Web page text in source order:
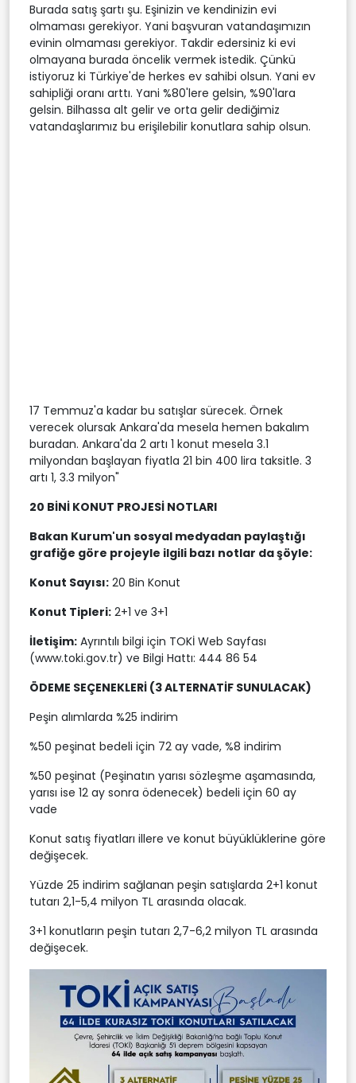
Burada satış şartı şu. Eşinizin ve kendinizin evi
olmaması gerekiyor. Yani başvuran vatandaşımızın
evinin olmaması gerekiyor. Takdir edersiniz ki evi
olmayana burada öncelik vermek istedik. Çünkü
istiyoruz ki Türkiye'de herkes ev sahibi olsun. Yani ev
sahipliği oranı arttı. Yani %80'lere gelsin, %90'lara
gelsin. Bilhassa alt gelir ve orta gelir dediğimiz
vatandaşlarımız bu erişilebilir konutlara sahip olsun.
17 Temmuz'a kadar bu satışlar sürecek. Örnek
verecek olursak Ankara'da mesela hemen bakalım
buradan. Ankara'da 2 artı 1 konut mesela 3.1
milyondan başlayan fiyatla 21 bin 400 lira taksitle. 3
artı 1, 3.3 milyon"
20 BİNİ KONUT PROJESİ NOTLARI
Bakan Kurum'un sosyal medyadan paylaştığı
grafiğe göre projeyle ilgili bazı notlar da şöyle:
Konut Sayısı: 20 Bin Konut
Konut Tipleri: 2+1 ve 3+1
İletişim: Ayrıntılı bilgi için TOKİ Web Sayfası
(www.toki.gov.tr) ve Bilgi Hattı: 444 86 54
ÖDEME SEÇENEKLERİ (3 ALTERNATİF SUNULACAK)
Peşin alımlarda %25 indirim
%50 peşinat bedeli için 72 ay vade, %8 indirim
%50 peşinat (Peşinatın yarısı sözleşme aşamasında,
yarısı ise 12 ay sonra ödenecek) bedeli için 60 ay
vade
Konut satış fiyatları illere ve konut büyüklüklerine göre
değişecek.
Yüzde 25 indirim sağlanan peşin satışlarda 2+1 konut
tutarı 2,1-5,4 milyon TL arasında olacak.
3+1 konutların peşin tutarı 2,7-6,2 milyon TL arasında
değişecek.